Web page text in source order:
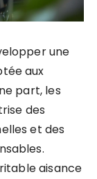
une
aux
part, les
des
et des
aisance